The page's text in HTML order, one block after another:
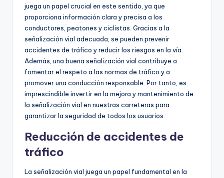
juega un papel crucial en este sentido, ya que
proporciona información clara y precisa a los
conductores, peatones y ciclistas. Gracias a la
señalización vial adecuada, se pueden prevenir
accidentes de tráfico y reducir los riesgos en la vía.
Además, una buena señalización vial contribuye a
fomentar el respeto a las normas de tráfico y a
promover una conducción responsable. Por tanto, es
imprescindible invertir en la mejora y mantenimiento de
la señalización vial en nuestras carreteras para
garantizar la seguridad de todos los usuarios.
Reducción de accidentes de
tráfico
La señalización vial juega un papel fundamental en la